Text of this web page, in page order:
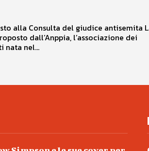
alla Consulta del giudice antisemita
dall’Anppia, l’associazione dei
nata nel...